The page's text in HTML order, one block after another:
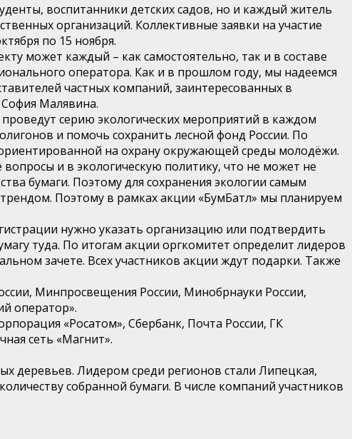
воспитанники детских садов, но и каждый житель
организаций. Коллективные заявки на участие
по 15 ноября.
может каждый – как самостоятельно, так и в составе
оператора. Как и в прошлом году, мы надеемся
частных компаний, заинтересованных в
Малявина.
серию экологических мероприятий в каждом
и помочь сохранить лесной фонд России. По
на охрану окружающей среды молодёжи.
и в экологическую политику, что не может не
бумаги. Поэтому для сохранения экологии самым
Поэтому в рамках акции «БумБатл» мы планируем
нужно указать организацию или подтвердить
туда. По итогам акции оргкомитет определит лидеров
зачете. Всех участников акции ждут подарки. Также
Минпросвещения России, Минобрнауки России,
оператор».
«Росатом», Сбербанк, Почта России, ГК
сеть «Магнит».
деревьев. Лидером среди регионов стали Липецкая,
собранной бумаги. В числе компаний участников